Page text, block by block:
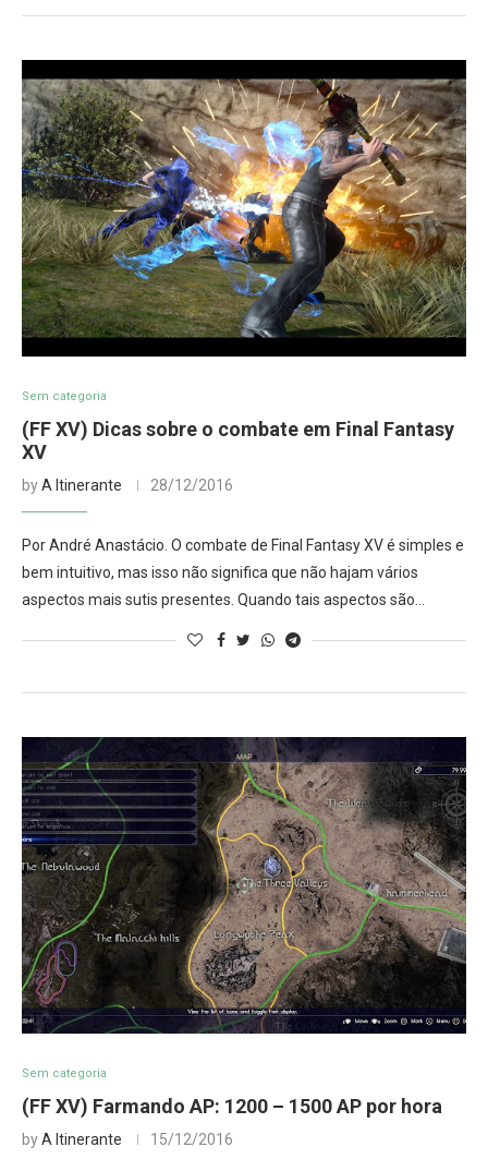
Sem categoria
(FF XV) Dicas sobre o combate em Final Fantasy
XV
byA Itinerante 28/12/2016
Por André Anastácio. O combate de Final Fantasy XV é simples e
bem intuitivo, mas isso não significa que não hajam vários
aspectos mais sutis presentes. Quando tais aspectos são…
Sem categoria
(FF XV) Farmando AP: 1200 – 1500 AP por hora
byA Itinerante 15/12/2016